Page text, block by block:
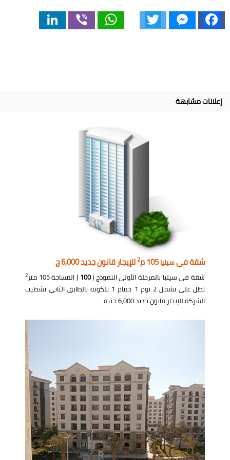
Facebook
Messenger
Twitter
WhatsApp
Viber
LinkedIn
إعلانات مشابهة
شقة فيسيليا105 م 2للإيجار قانون جديد 6,000 ج
شقة في سيليا بالمرحلة الأولى النموذج (100 ) المساحة 105 متر 2
تطل على تشمل 2 نوم 1 حمام 1 بلكونة بالطابق الثاني تشطيب
الشركة للإيجار قانون جديد 6,000 جنيه